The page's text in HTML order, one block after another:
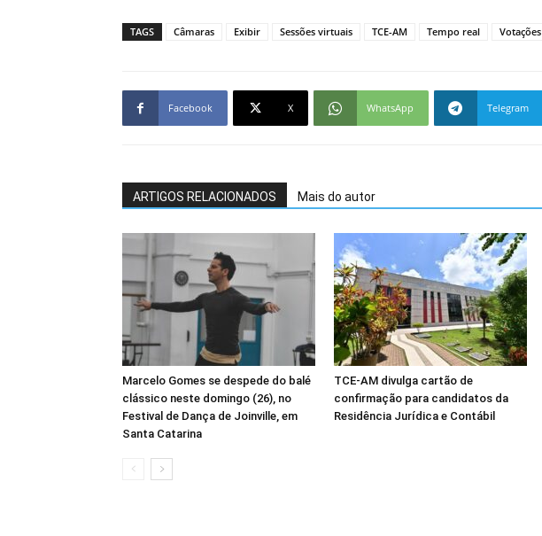
TAGS Câmaras Exibir Sessões virtuais TCE-AM Tempo real Votações
Facebook X WhatsApp Telegram
ARTIGOS RELACIONADOS Mais do autor
Marcelo Gomes se despede do balé
clássico neste domingo (26), no
Festival de Dança de Joinville, em
Santa Catarina
TCE-AM divulga cartão de
confirmação para candidatos da
Residência Jurídica e Contábil